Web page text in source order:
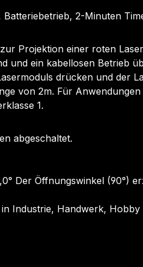
Batteriebetrieb, 2-Minuten
Projektion einer roten
und ein kabellosen Betrieb
drücken und der
von 2m. Für
1.
abgeschaltet.
Der Öffnungswinkel (90°)
Industrie, Handwerk,